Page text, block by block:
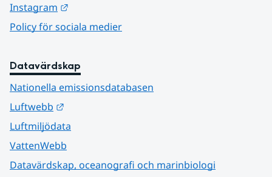
Instagram
Policy för sociala medier
Datavärdskap
Nationella emissionsdatabasen
Luftwebb
Luftmiljödata
VattenWebb
Datavärdskap, oceanografi och marinbiologi